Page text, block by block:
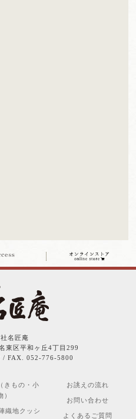
名匠庵
東区平和ヶ丘4丁目299
FAX. 052-776-5800
きもの・小
）
織地クッシ
お誂えの流れ
お問い合わせ
よくあるご質問